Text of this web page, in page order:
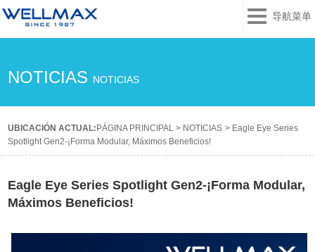
导航菜单
NOTICIAS NOTICIAS
UBICACIÓN ACTUAL: PÁGINA PRINCIPAL > NOTICIAS > Eagle Eye Series
Spotlight Gen2-¡Forma Modular, Máximos Beneficios!
Eagle Eye Series Spotlight Gen2-¡Forma Modular,
Máximos Beneficios!